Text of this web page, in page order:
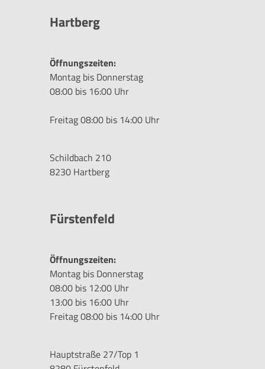
Hartberg
Öffnungszeiten:
Montag bis Donnerstag
08:00 bis 16:00 Uhr
Freitag 08:00 bis 14:00 Uhr
Schildbach 210
8230 Hartberg
Fürstenfeld
Öffnungszeiten:
Montag bis Donnerstag
08:00 bis 12:00 Uhr
13:00 bis 16:00 Uhr
Freitag 08:00 bis 14:00 Uhr
Hauptstraße 27/Top 1